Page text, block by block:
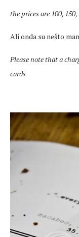
the prices are 100,
Ali onda su nešto
Please note that a
cards